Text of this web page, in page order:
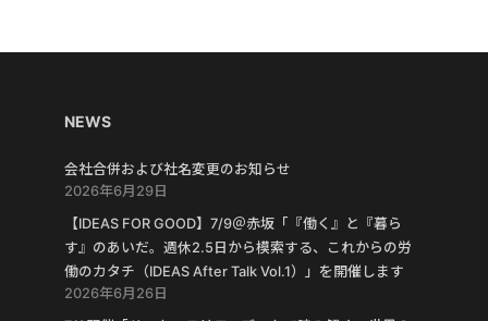
NEWS
会社合併および社名変更のお知らせ
2026年6月29日
【IDEAS FOR GOOD】7/9＠赤坂「『働く』と『暮ら
す』のあいだ。週休2.5日から模索する、これからの労
働のカタチ（IDEAS After Talk Vol.1）」を開催します
2026年6月26日